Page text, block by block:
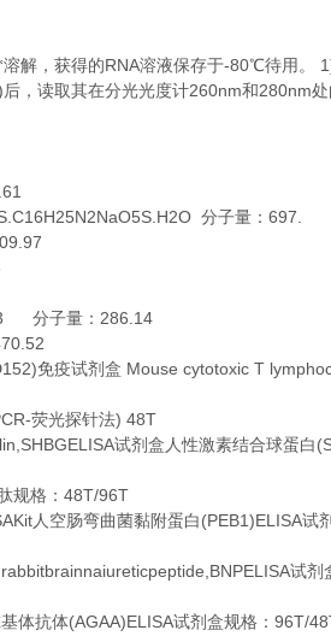
解，获得的RNA溶液保存于-80℃待用。
后，读取其在分光光度计260nm和 280nm处
分子量： 697.
分子量： 286.14
免疫试剂盒 Mouse cytotoxic T
荧光探针法) 48T
试剂盒人性激素结合球蛋白
规格： 48T/96T
人空肠弯曲菌黏附蛋白 (PEB1)ELISA试
rabbitbrainnaiureticpeptide,BNPELISA试剂
体抗体(AGAA)ELISA试剂盒规格： 96T/